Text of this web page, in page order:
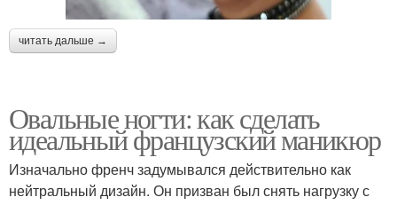
читать дальше →
Овальные ногти: как сделать
идеальный французский маникюр
Изначально френч задумывался действительно как
нейтральный дизайн. Он призван был снять нагрузку с